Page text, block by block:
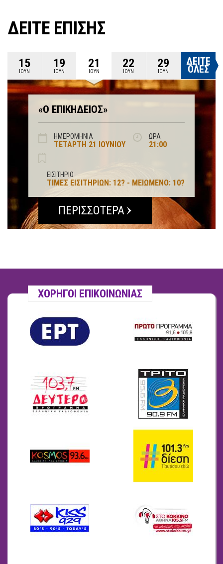
ΔΕΙΤΕ ΕΠΙΣΗΣ
15
ΙΟΥΝ
19
ΙΟΥΝ
21
ΙΟΥΝ
22
ΙΟΥΝ
29
ΙΟΥΝ
ΔΕΙΤΕ
ΟΛΕΣ
«Ο ΕΠΙΚΗΔΕΙΟΣ»
ΗΜΕΡΟΜΗΝΙΑ
ΤΕΤΆΡΤΗ 21 ΙΟΥΝΊΟΥ
ΩΡΑ
21:00
ΕΙΣΙΤΗΡΙΟ
ΤΙΜΈΣ ΕΙΣΙΤΗΡΊΩΝ: 12? - ΜΕΙΩΜΈΝΟ: 10?
ΠΕΡΙΣΣΟΤΕΡΑ
ΧΟΡΗΓΟΙ ΕΠΙΚΟΙΝΩΝΙΑΣ